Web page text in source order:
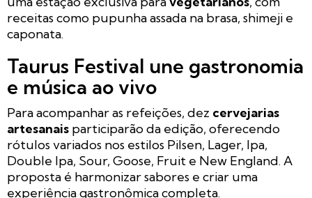
receitas como pupunha assada na brasa, shimeji e
caponata.
Taurus Festival une gastronomia
e música ao vivo
Para acompanhar as refeições, dez cervejarias
artesanais participarão da edição, oferecendo
rótulos variados nos estilos Pilsen, Lager, Ipa,
Double Ipa, Sour, Goose, Fruit e New England. A
proposta é harmonizar sabores e criar uma
experiência gastronômica completa.